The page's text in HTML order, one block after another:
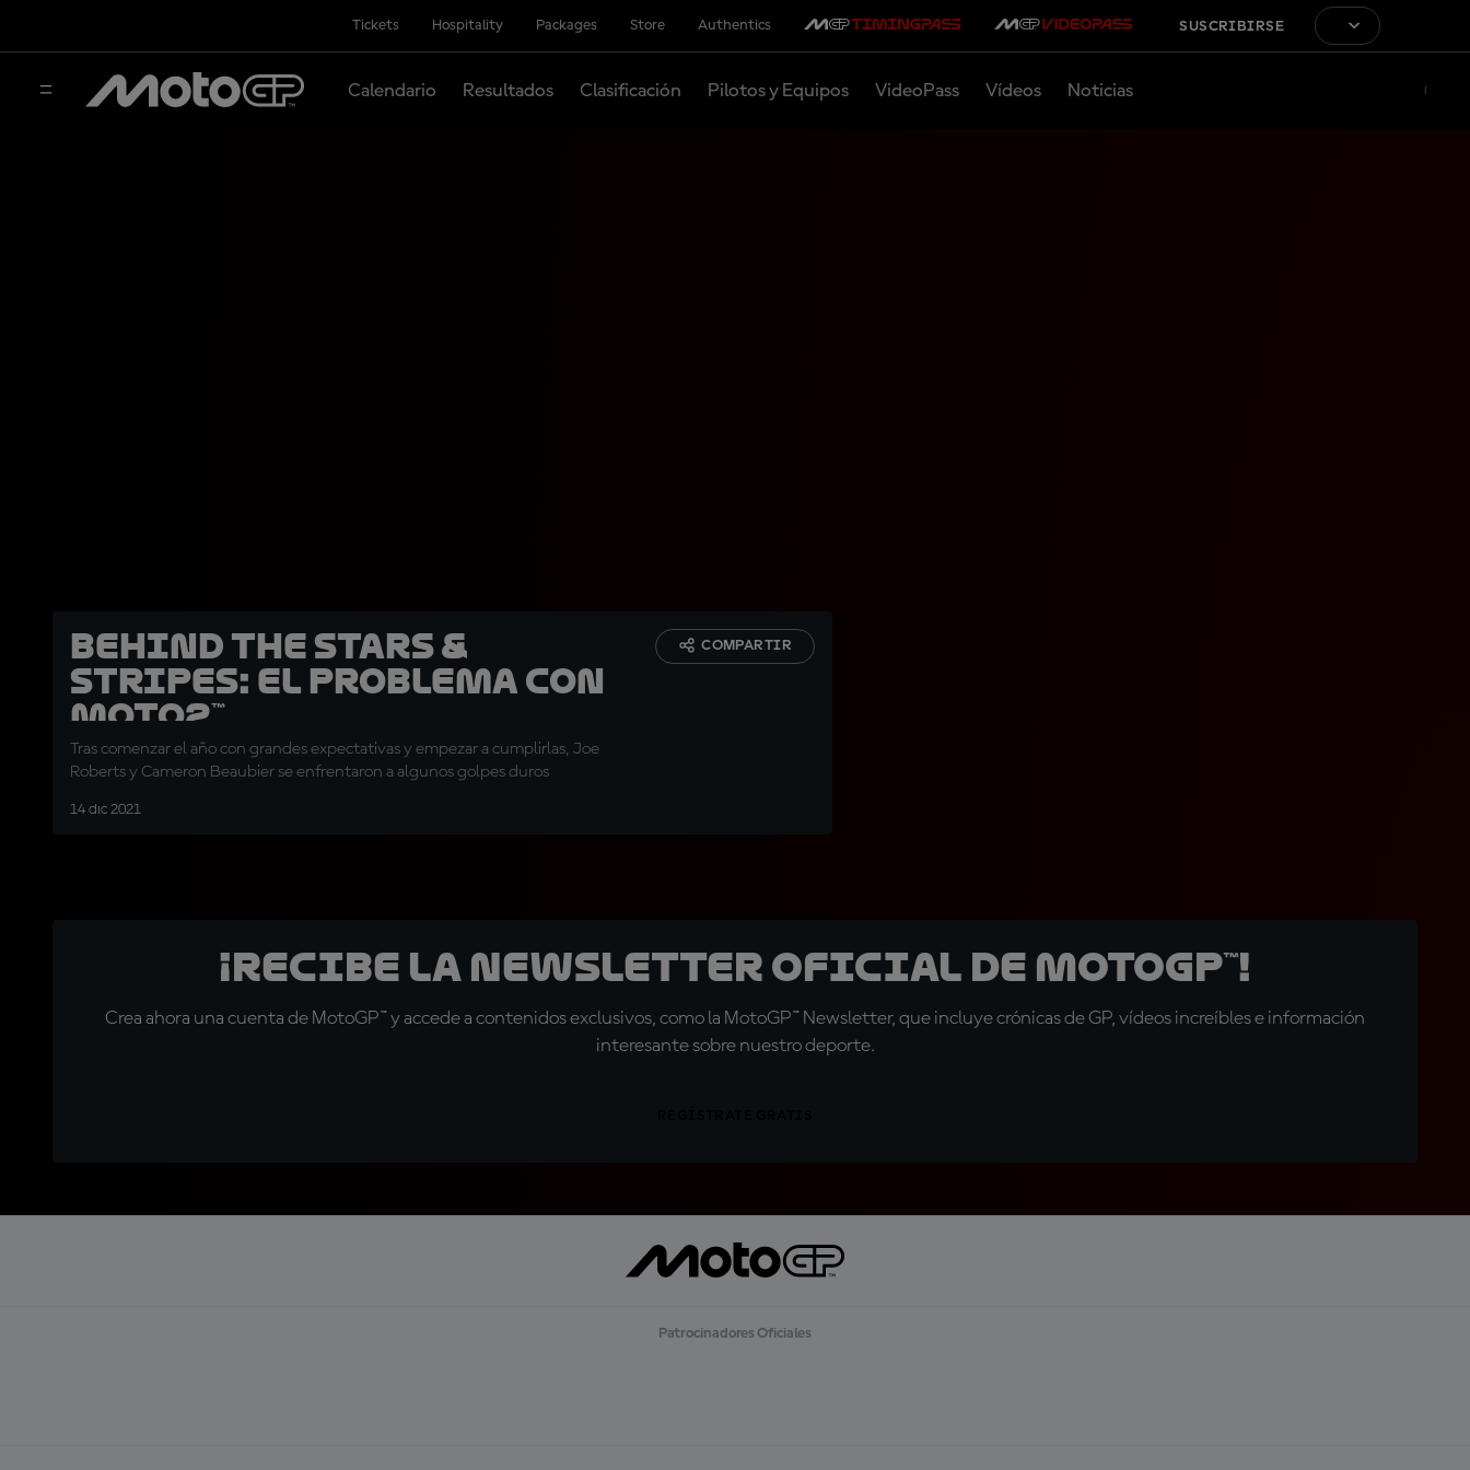
Tickets Hospitality Packages Store Authentics SUSCRIBIRSE
Calendario Resultados Clasificación Pilotos y Equipos VideoPass Vídeos Noticias
Behind The Stars &
Stripes: El problema con
Moto2™
Tras comenzar el año con grandes expectativas y empezar a cumplirlas, Joe
Roberts y Cameron Beaubier se enfrentaron a algunos golpes duros
14 dic 2021
COMPARTIR
¡Recibe la Newsletter oficial de MotoGP™!
Crea ahora una cuenta de MotoGP™ y accede a contenidos exclusivos, como la MotoGP™ Newsletter, que incluye crónicas de GP, vídeos increíbles e información
interesante sobre nuestro deporte.
Patrocinadores Oficiales